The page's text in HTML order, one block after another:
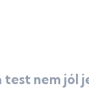
test nem jól